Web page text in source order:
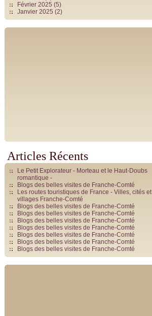
Février 2025 (5)
Janvier 2025 (2)
Articles Récents
Le Petit Explorateur - Morteau et le Haut-Doubs
romantique -
Blogs des belles visites de Franche-Comté
Les routes touristiques de France - Villes, cités et
villages Franche-Comté
Blogs des belles visites de Franche-Comté
Blogs des belles visites de Franche-Comté
Blogs des belles visites de Franche-Comté
Blogs des belles visites de Franche-Comté
Blogs des belles visites de Franche-Comté
Blogs des belles visites de Franche-Comté
Blogs des belles visites de Franche-Comté